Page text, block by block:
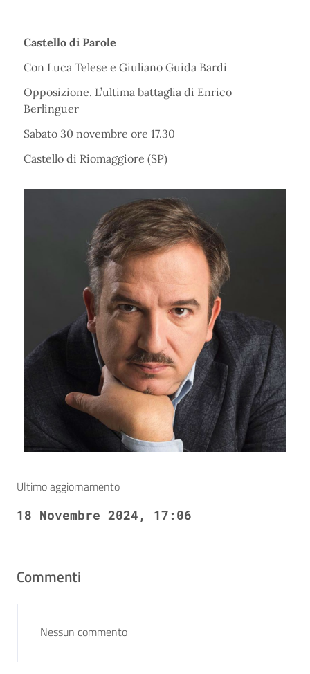
Castello di Parole
Con Luca Telese e Giuliano Guida Bardi
Opposizione. L’ultima battaglia di Enrico
Berlinguer
Sabato 30 novembre ore 17.30
Castello di Riomaggiore (SP)
Ultimo aggiornamento
18 Novembre 2024, 17:06
Commenti
Nessun commento